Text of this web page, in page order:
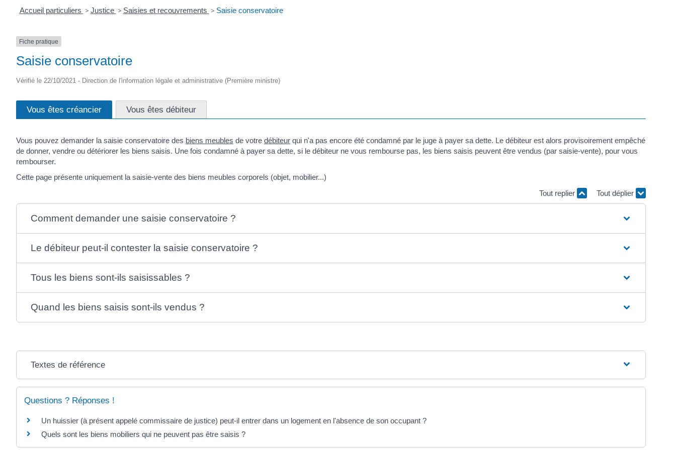
Accueil particuliers > Justice > Saisies et recouvrements > Saisie conservatoire
Fiche pratique
Saisie conservatoire
Vérifié le 22/10/2021 - Direction de l'information légale et administrative (Première ministre)
Vous êtes créancier Vous êtes débiteur
Vous pouvez demander la saisie conservatoire des biens meubles de votre débiteur qui n'a pas encore été condamné par le juge à payer sa dette. Le débiteur est alors provisoirement empêché
de donner, vendre ou détériorer les biens saisis. Une fois condamné à payer sa dette, si le débiteur ne vous rembourse pas, les biens saisis peuvent être vendus (par saisie-vente), pour vous
rembourser.
Cette page présente uniquement la saisie-vente des biens meubles corporels (objet, mobilier...)
Tout replier
Tout déplier
Comment demander une saisie conservatoire ?
Le débiteur peut-il contester la saisie conservatoire ?
Tous les biens sont-ils saisissables ?
Quand les biens saisis sont-ils vendus ?
Textes de référence
Questions ? Réponses !
Un huissier (à présent appelé commissaire de justice) peut-il entrer dans un logement en l'absence de son occupant ?
Quels sont les biens mobiliers qui ne peuvent pas être saisis ?